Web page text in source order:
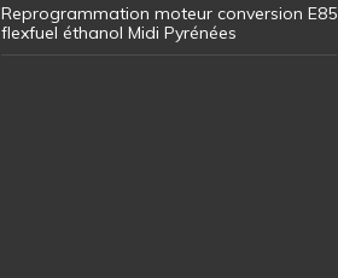
Reprogrammation moteur conversion E85
flexfuel éthanol Midi Pyrénées